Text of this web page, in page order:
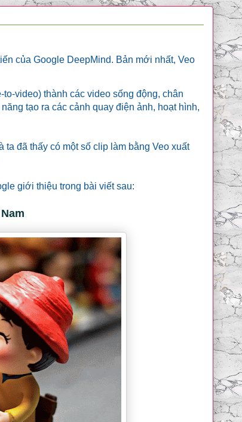
của Google DeepMind. Bản mới nhất, Veo
video) thành các video sống động, chân
tạo ra các cảnh quay điện ảnh, hoạt hình,
đã thấy có một số clip làm bằng Veo xuất
giới thiệu trong bài viết sau: